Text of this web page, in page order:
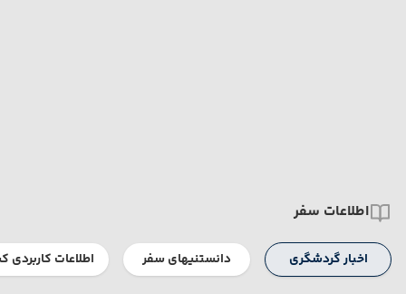
اطلاعات سفر
اخبار گردشگری دانستنیهای سفر اطلاعات کاربردی